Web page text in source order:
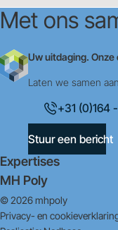
Met ons
Uw uitdaging. Onze
Laten we samen
+31 (0)164
Stuur een bericht
Expertises
MH Poly
© 2026 mhpoly
Privacy- en